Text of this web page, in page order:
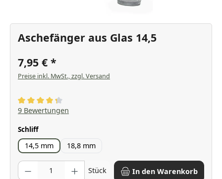
Aschefänger aus Glas 14,5
7,95 €
Preise inkl. MwSt., zzgl. Versand
Durchschnittliche Bewertung von 4.33 von 5 Sternen
9 Bewertungen
Schliffauswählen
14,5 mm 18,8 mm
Produkt Anzahl: Gib den gewünschten Wert ein oder benutze die
Stück In den Warenkorb